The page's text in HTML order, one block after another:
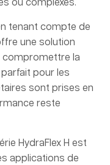
ou complexes.
tenant compte de
une solution
compromettre la
pour les
sont prises en
reste
HydraFlex H est
applications de